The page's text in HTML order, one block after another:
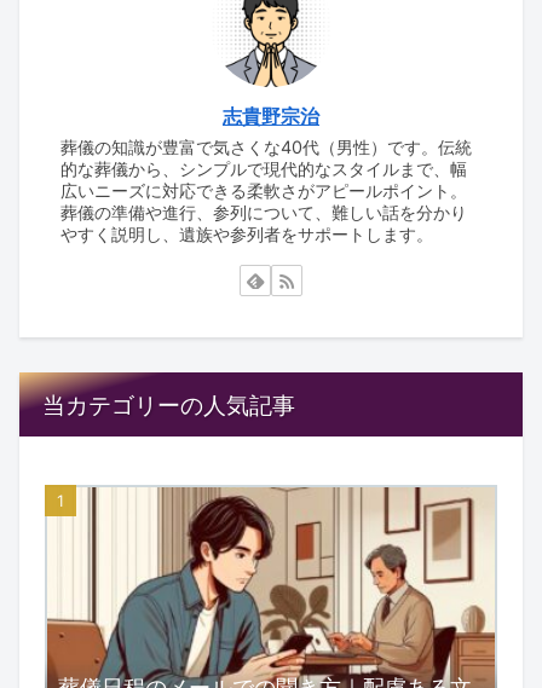
志貴野宗治
葬儀の知識が豊富で気さくな40代（男性）です。伝統
的な葬儀から、シンプルで現代的なスタイルまで、幅
広いニーズに対応できる柔軟さがアピールポイント。
葬儀の準備や進行、参列について、難しい話を分かり
やすく説明し、遺族や参列者をサポートします。
当カテゴリーの人気記事